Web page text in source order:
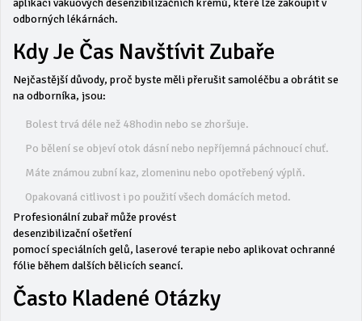
aplikaci vakuových desenzibilizačních krémů, které lze zakoupit v
odborných lékárnách.
Kdy Je Čas Navštívit Zubaře
Nejčastější důvody, proč byste měli přerušit samoléčbu a obrátit se
na odborníka, jsou:
Bolest trvá déle než 48hodin nebo se zhoršuje.
Po bělení se objeví otok dásní nebo nepříjemná páchnoucí chuť.
Máte známou zubní kaz, zlomeninu nebo opotřebený výplň.
Opakovaná citlivost i po použití všech domácích metod.
Profesionální zubař může provést
desenzibilizační ošetření
pomocí speciálních gelů, laserové terapie nebo aplikovat ochranné
fólie během dalších bělicích seancí.
Často Kladené Otázky